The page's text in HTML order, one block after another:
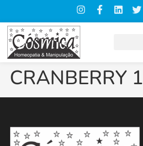
CRANBERRY 1